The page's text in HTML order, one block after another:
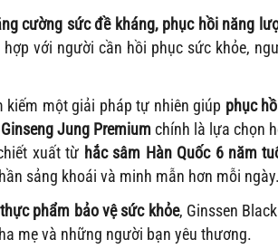
cường sức đề kháng, phục hồi năng
hợp với người cần hồi phục sức khỏe,
kiếm một giải pháp tự nhiên giúp phục
Jung Premiumchính là lựa chọn
xuất từ hắc sâm Hàn Quốc 6 năm
sảng khoái và minh mẫn hơn mỗi ngày.
thực phẩm bảo vệ sức khỏe, Ginssen
mẹ và những người bạn yêu thương.